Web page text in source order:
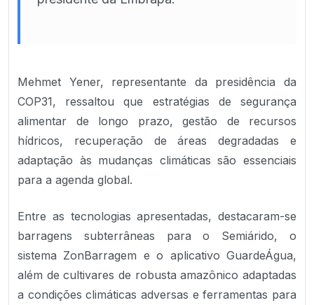
Mehmet Yener, representante da presidência da
COP31, ressaltou que estratégias de segurança
alimentar de longo prazo, gestão de recursos
hídricos, recuperação de áreas degradadas e
adaptação às mudanças climáticas são essenciais
para a agenda global.
Entre as tecnologias apresentadas, destacaram-se
barragens subterrâneas para o Semiárido, o
sistema ZonBarragem e o aplicativo GuardeÁgua,
além de cultivares de robusta amazônico adaptadas
a condições climáticas adversas e ferramentas para